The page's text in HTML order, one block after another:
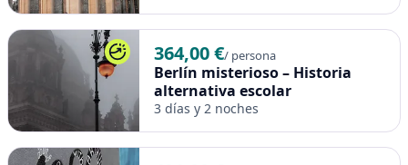
364,00 €/ persona
Berlín misterioso – Historia
alternativa escolar
3 días y 2 noches